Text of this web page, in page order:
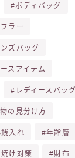
ボディバッグ
ラー
ズバッグ
ースアイテム
レディースバッグ
の見分け方
入れ 年齢層
焼け対策 財布